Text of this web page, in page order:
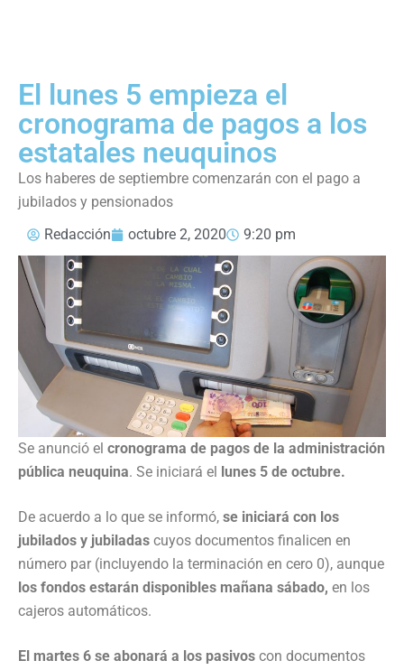
El lunes 5 empieza el
cronograma de pagos a los
estatales neuquinos
Los haberes de septiembre comenzarán con el pago a
jubilados y pensionados
Redacción
octubre 2, 2020 9:20 pm
Se anunció el cronograma de pagos de la administración
pública neuquina. Se iniciará el lunes 5 de octubre.
De acuerdo a lo que se informó, se iniciará con los
jubilados y jubiladas cuyos documentos finalicen en
número par (incluyendo la terminación en cero 0), aunque
los fondos estarán disponibles mañana sábado, en los
cajeros automáticos.
El martes 6 se abonará a los pasivos con documentos